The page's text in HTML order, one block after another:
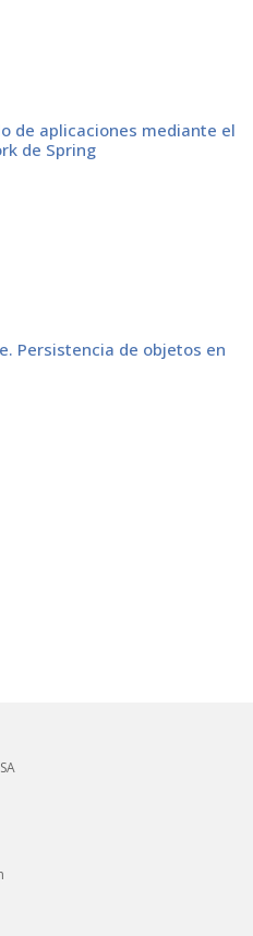
de aplicaciones mediante el
de Spring
Persistencia de objetos en